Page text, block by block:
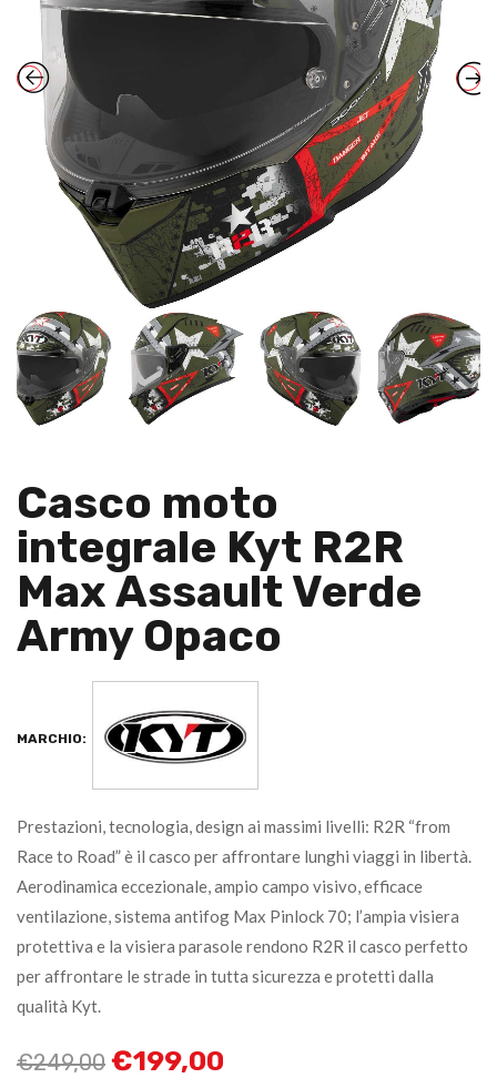
Casco moto
integrale Kyt R2R
Max Assault Verde
Army Opaco
MARCHIO:
Prestazioni, tecnologia, design ai massimi livelli: R2R “from
Race to Road” è il casco per affrontare lunghi viaggi in libertà.
Aerodinamica eccezionale, ampio campo visivo, efficace
ventilazione, sistema antifog Max Pinlock 70; l’ampia visiera
protettiva e la visiera parasole rendono R2R il casco perfetto
per affrontare le strade in tutta sicurezza e protetti dalla
qualità Kyt.
€249,00 €199,00